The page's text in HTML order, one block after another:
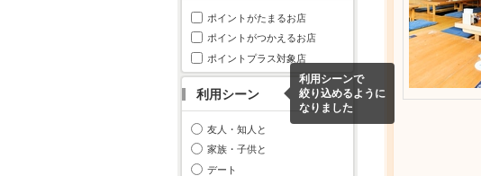
ポイントがたまるお店
ポイントがつかえるお店
ポイントプラス対象店
利用シーン
利用シーンで
絞り込めるように
なりました
友人・知人と
家族・子供と
デート